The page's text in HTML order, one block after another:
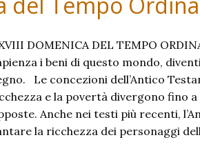
DOMENICA DEL TEMPO
i beni di questo mondo,
Le concezioni dell’Antico
e la povertà divergono fino a
Anche nei testi più recenti,
la ricchezza dei personaggi